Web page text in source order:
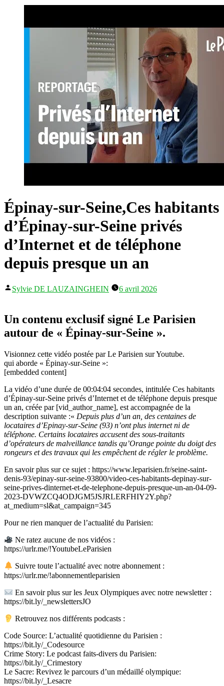
Épinay-sur-Seine,Ces habitants
d’Épinay-sur-Seine privés
d’Internet et de téléphone
depuis presque un an
Publié
Sylvie DE LAUZAINGHEIN 6 avril 2026
Un contenu exclusif signé Le Parisien
autour de « Épinay-sur-Seine ».
Visionnez cette vidéo postée par Le Parisien sur Youtube.
qui aborde « Épinay-sur-Seine »:
[embedded content]
La vidéo d’une durée de 00:04:04 secondes, intitulée Ces habitants
d’Épinay-sur-Seine privés d’Internet et de téléphone depuis presque
un an, créée par [vid_author_name], est accompagnée de la
description suivante :« Depuis plus d’un an, des centaines de
locataires d’Epinay-sur-Seine (93) n’ont plus internet ni de
téléphone. Certains locataires accusent des sous-traitants
d’opérateurs de malveillance tandis qu’Orange pointe du doigt des
rongeurs et des travaux qui les empêchent de régler le problème.
En savoir plus sur ce sujet : https://www.leparisien.fr/seine-saint-
denis-93/epinay-sur-seine-93800/video-ces-habitants-depinay-sur-
seine-prives-dinternet-et-de-telephone-depuis-presque-un-an-04-09-
2023-DVWZCQ4ODJGM5JSJRLERFHIY2Y.php?
at_medium=sl&at_campaign=345
Pour ne rien manquer de l’actualité du Parisien:
Ne ratez aucune de nos vidéos :
https://urlr.me/!YoutubeLeParisien
Suivre toute l’actualité avec notre abonnement :
https://urlr.me/!abonnementleparisien
En savoir plus sur les Jeux Olympiques avec notre newsletter :
https://bit.ly/_newslettersJO
Retrouvez nos différents podcasts :
Code Source: L’actualité quotidienne du Parisien :
https://bit.ly/_Codesource
Crime Story: Le podcast faits-divers du Parisien:
https://bit.ly/_Crimestory
Le Sacre: Revivez le parcours d’un médaillé olympique:
https://bit.ly/_Lesacre